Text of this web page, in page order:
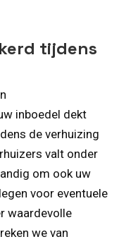
tijdens
inboedel dekt
de verhuizing
valt onder
om ook uw
voor eventuele
waardevolle
we van